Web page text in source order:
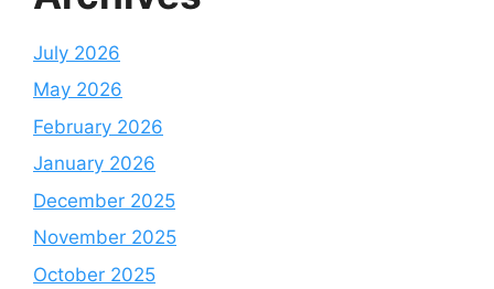
July 2026
May 2026
February 2026
January 2026
December 2025
November 2025
October 2025